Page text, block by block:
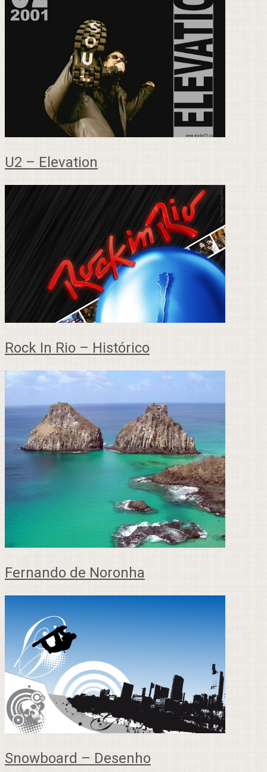
U2 – Elevation
Rock In Rio – Histórico
Fernando de Noronha
Snowboard – Desenho